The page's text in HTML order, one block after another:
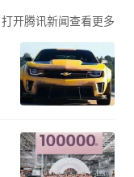
打开腾讯新闻查看更多